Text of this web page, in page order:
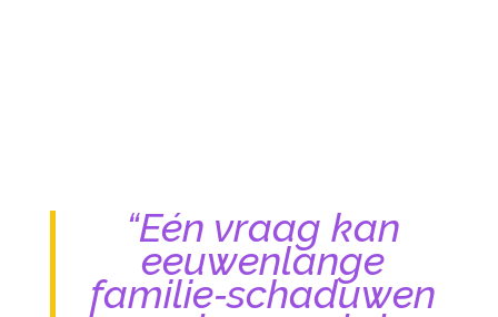
“Eén vraag kan
eeuwenlange
familie‑schaduwen